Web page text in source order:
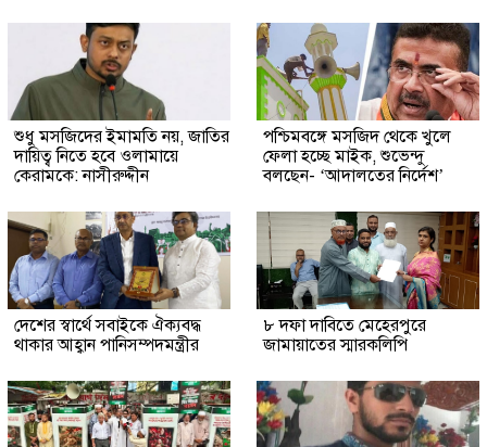
শুধু মসজিদের ইমামতি নয়, জাতির
দায়িত্ব নিতে হবে ওলামায়ে
কেরামকে: নাসীরুদ্দীন
পশ্চিমবঙ্গে মসজিদ থেকে খুলে
ফেলা হচ্ছে মাইক, শুভেন্দু
বলছেন- ‘আদালতের নির্দেশ’
দেশের স্বার্থে সবাইকে ঐক্যবদ্ধ
থাকার আহ্বান পানিসম্পদমন্ত্রীর
৮ দফা দাবিতে মেহেরপুরে
জামায়াতের স্মারকলিপি